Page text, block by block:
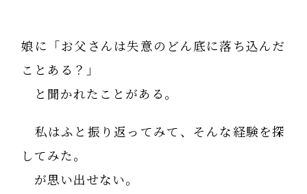
娘に「お父さんは失意のどん底に落ち込んだ
ことある？」
と聞かれたことがある。
私はふと振り返ってみて、そんな経験を探
してみた。
が思い出せない。